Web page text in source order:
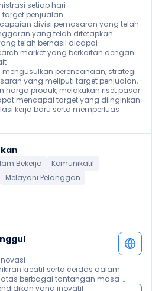
setiap hari
penjualan
divisi pemasaran yang telah
yang telah ditetapkan
telah berhasil dicapai
market yang berkaitan dengan
perencanaan, strategi
yang meliputi target penjualan,
harga produk, melakukan riset pasar
mencapai target yang diinginkan
kerja baru serta memperluas
Bekerja
Komunikatif
Melayani Pelanggan
kreatif serta cerdas dalam
berbagai tantangan masa
yang inovatif.